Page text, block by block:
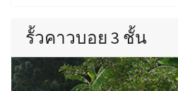
รั้วคาวบอย 3 ชั้น